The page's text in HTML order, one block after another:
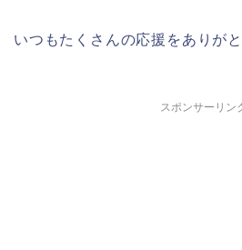
いつもたくさんの応援をありが
スポンサーリン